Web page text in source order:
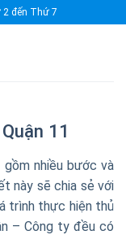
đến Thứ 7
11
gồm nhiều bước và
này sẽ chia sẻ với
trình thực hiện thủ
– Công ty đều có